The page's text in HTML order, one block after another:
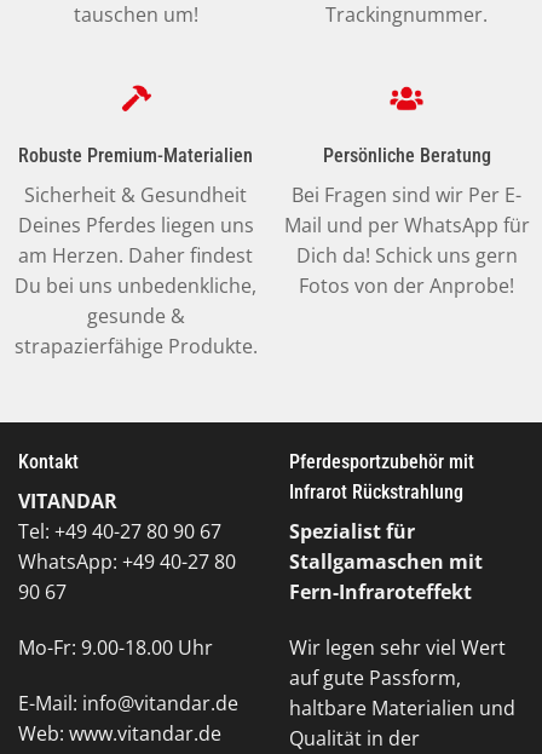
tauschen um!
Trackingnummer.
Robuste Premium-Materialien
Sicherheit & Gesundheit
Deines Pferdes liegen uns
am Herzen. Daher findest
Du bei uns unbedenkliche,
gesunde &
strapazierfähige Produkte.
Persönliche Beratung
Bei Fragen sind wir Per E-
Mail und per WhatsApp für
Dich da! Schick uns gern
Fotos von der Anprobe!
Kontakt
VITANDAR
Tel: +49 40-27 80 90 67
WhatsApp: +49 40-27 80
90 67
Mo-Fr: 9.00-18.00 Uhr
E-Mail: info@vitandar.de
Web: www.vitandar.de
Pferdesportzubehör mit
Infrarot Rückstrahlung
Spezialist für
Stallgamaschen mit
Fern-Infraroteffekt
Wir legen sehr viel Wert
auf gute Passform,
haltbare Materialien und
Qualität in der